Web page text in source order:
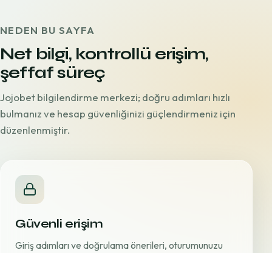
NEDEN BU SAYFA
Net bilgi, kontrollü erişim,
şeffaf süreç
Jojobet bilgilendirme merkezi; doğru adımları hızlı
bulmanız ve hesap güvenliğinizi güçlendirmeniz için
düzenlenmiştir.
Güvenli erişim
Giriş adımları ve doğrulama önerileri, oturumunuzu